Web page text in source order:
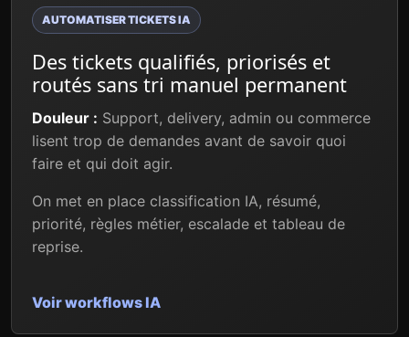
AUTOMATISER TICKETS IA
Des tickets qualifiés, priorisés et
routés sans tri manuel permanent
Douleur : Support, delivery, admin ou commerce
lisent trop de demandes avant de savoir quoi
faire et qui doit agir.
On met en place classification IA, résumé,
priorité, règles métier, escalade et tableau de
reprise.
Voir workflows IA